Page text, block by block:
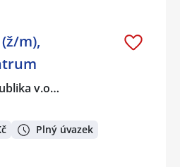
m),
v.o…
Plný úvazek